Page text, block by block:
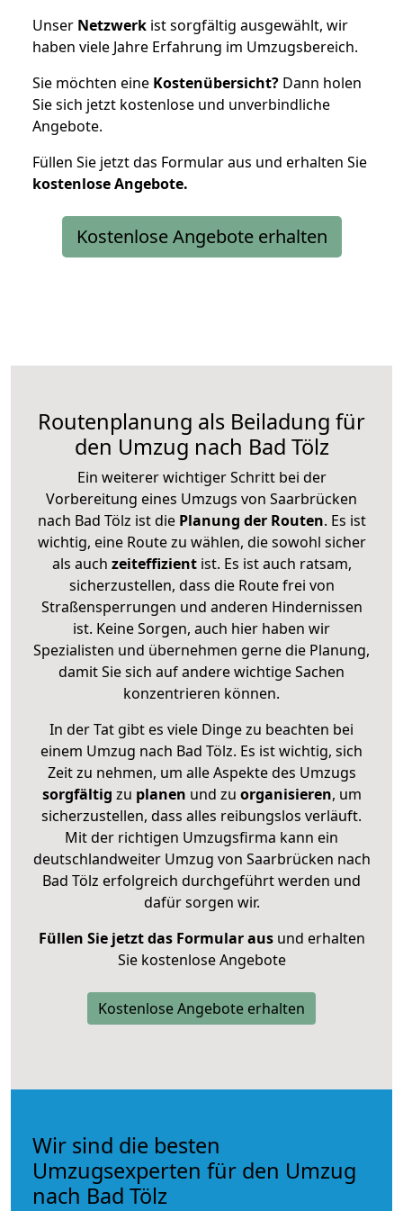
Unser Netzwerk ist sorgfältig ausgewählt, wir
haben viele Jahre Erfahrung im Umzugsbereich.
Sie möchten eine Kostenübersicht? Dann holen
Sie sich jetzt kostenlose und unverbindliche
Angebote.
Füllen Sie jetzt das Formular aus und erhalten Sie
kostenloseAngebote.
Kostenlose Angebote erhalten
Routenplanung als Beiladung für
den Umzug nach Bad Tölz
Ein weiterer wichtiger Schritt bei der
Vorbereitung eines Umzugs von Saarbrücken
nach Bad Tölz ist diePlanung der Routen. Es ist
wichtig, eine Route zu wählen, die sowohl sicher
als auch zeiteffizientist. Es ist auch ratsam,
sicherzustellen, dass die Route frei von
Straßensperrungen und anderen Hindernissen
ist. Keine Sorgen, auch hier haben wir
Spezialisten und übernehmen gerne die Planung,
damit Sie sich auf andere wichtige Sachen
konzentrieren können.
In der Tat gibt es viele Dinge zu beachten bei
einem Umzug nach Bad Tölz. Es ist wichtig, sich
Zeit zu nehmen, um alle Aspekte des Umzugs
sorgfältig zu planen und zu organisieren, um
sicherzustellen, dass alles reibungslos verläuft.
Mit der richtigen Umzugsfirma kann ein
deutschlandweiter Umzug von Saarbrücken nach
Bad Tölz erfolgreich durchgeführt werden und
dafür sorgen wir.
Füllen Sie jetzt das Formular ausund erhalten
Sie kostenlose Angebote
Kostenlose Angebote erhalten
Wir sind die besten
Umzugsexperten für den Umzug
nach Bad Tölz